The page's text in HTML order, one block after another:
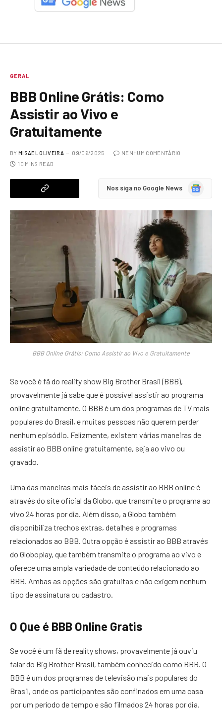
GERAL
BBB Online Grátis: Como
Assistir ao Vivo e
Gratuitamente
BY MISAEL OLIVEIRA 09/06/2025
NENHUM COMENTÁRIO
10 MINS READ
Nos siga no Google News
Google
BBB Online Grátis: Como Assistir ao Vivo e Gratuitamente
Se você é fã do reality show Big Brother Brasil (BBB),
provavelmente já sabe que é possível assistir ao programa
online gratuitamente. O BBB é um dos programas de TV mais
populares do Brasil, e muitas pessoas não querem perder
nenhum episódio. Felizmente, existem várias maneiras de
assistir ao BBB online gratuitamente, seja ao vivo ou
gravado.
Uma das maneiras mais fáceis de assistir ao BBB online é
através do site oficial da Globo, que transmite o programa ao
vivo 24 horas por dia. Além disso, a Globo também
disponibiliza trechos extras, detalhes e programas
relacionados ao BBB. Outra opção é assistir ao BBB através
do Globoplay, que também transmite o programa ao vivo e
oferece uma ampla variedade de conteúdo relacionado ao
BBB. Ambas as opções são gratuitas e não exigem nenhum
tipo de assinatura ou cadastro.
O Que é BBB Online Gratis
Se você é um fã de reality shows, provavelmente já ouviu
falar do Big Brother Brasil, também conhecido como BBB. O
BBB é um dos programas de televisão mais populares do
Brasil, onde os participantes são confinados em uma casa
por um período de tempo e são filmados 24 horas por dia.